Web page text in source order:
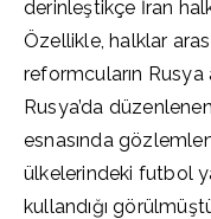
derinleştikçe İran
Özellikle, halklar
reformcuların Rusya
Rusya’da
esnasında
ülkelerindeki futbol
kullandığı